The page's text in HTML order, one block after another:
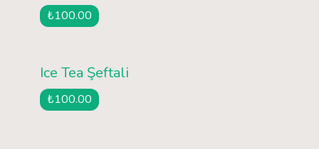
₺100.00
Ice Tea Şeftali
₺100.00